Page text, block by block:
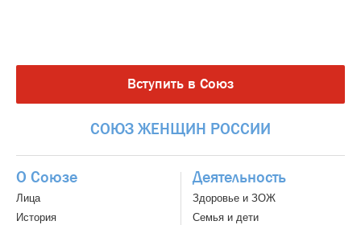
Вступить в Союз
СОЮЗ ЖЕНЩИН РОССИИ
О Союзе
Лица
История
Деятельность
Здоровье и ЗОЖ
Семья и дети